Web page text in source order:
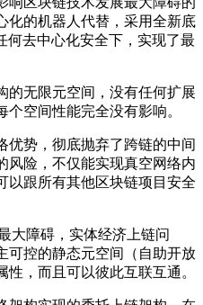
化的机器人代替，采用全新底
何去中心化安全下，实现了最
的无限元空间，没有任何扩展
空间性能完全没有影响。
优势，彻底抛弃了跨链的中间
风险，不仅能实现真空网络内
以跟所有其他区块链项目安全
大障碍，实体经济上链问
可控的静态元空间（自助开放
，而且可以彼此互联互通。